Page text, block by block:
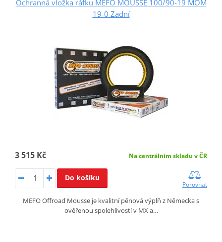
Ochranná vložka ráfku MEFO MOUSSE 100/90-19 MOM
19-0 Zadní
3 515 Kč Na centrálním skladu v ČR
Do košíku
Porovnat
MEFO Offroad Mousse je kvalitní pěnová výplň z Německa s
ověřenou spolehlivostí v MX a…